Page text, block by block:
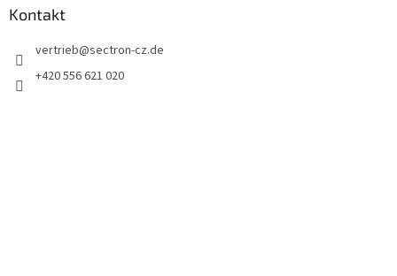
Kontakt
vertrieb@sectron-cz.de
+420 556 621 020